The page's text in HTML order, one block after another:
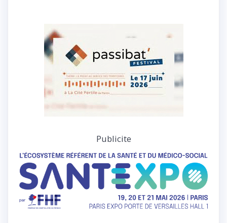
Publicite